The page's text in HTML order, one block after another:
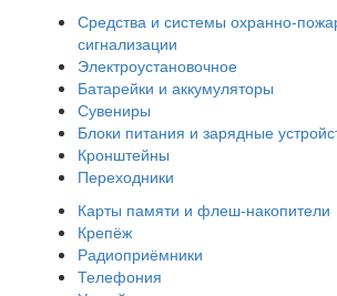
Средства и системы охранно-
сигнализации
Электроустановочное
Батарейки и аккумуляторы
Сувениры
Блоки питания и зарядные
Кронштейны
Переходники
Карты памяти и флеш-накопители
Крепёж
Радиоприёмники
Телефония